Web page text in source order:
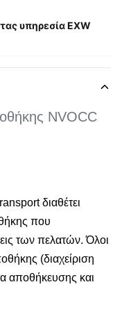
υπηρεσία EXW
NVOCC
διαθέτει
που
των πελατών. Όλοι
(διαχείριση
αποθήκευσης και